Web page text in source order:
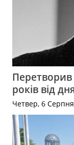
Перетворив
років від
Четвер, 6